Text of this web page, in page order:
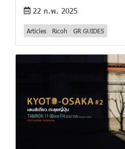
22 ก.พ. 2025
Articles Ricoh GR GUIDES